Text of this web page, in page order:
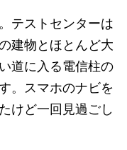
テストセンターは
建物とほとんど大
道に入る電信柱の
。スマホのナビを
けど一回見過ごし